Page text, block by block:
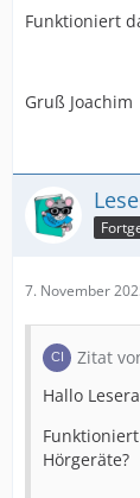
Funktioniert
Gruß Joachim
7. November
Zitat
Hallo
Hörgeräte?